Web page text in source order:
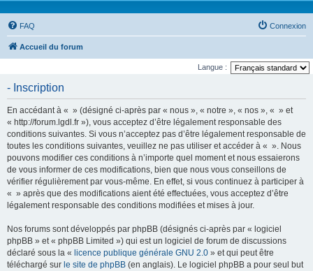
FAQ Connexion
Accueil du forum
Langue :
- Inscription
En accédant à « » (désigné ci-après par « nous », « notre », « nos », « » et
« http://forum.lgdl.fr »), vous acceptez d’être légalement responsable des
conditions suivantes. Si vous n’acceptez pas d’être légalement responsable de
toutes les conditions suivantes, veuillez ne pas utiliser et accéder à « ». Nous
pouvons modifier ces conditions à n’importe quel moment et nous essaierons
de vous informer de ces modifications, bien que nous vous conseillons de
vérifier régulièrement par vous-même. En effet, si vous continuez à participer à
« » après que des modifications aient été effectuées, vous acceptez d’être
légalement responsable des conditions modifiées et mises à jour.
Nos forums sont développés par phpBB (désignés ci-après par « logiciel
phpBB » et « phpBB Limited ») qui est un logiciel de forum de discussions
déclaré sous la « licence publique générale GNU 2.0 » et qui peut être
téléchargé sur le site de phpBB (en anglais). Le logiciel phpBB a pour seul but